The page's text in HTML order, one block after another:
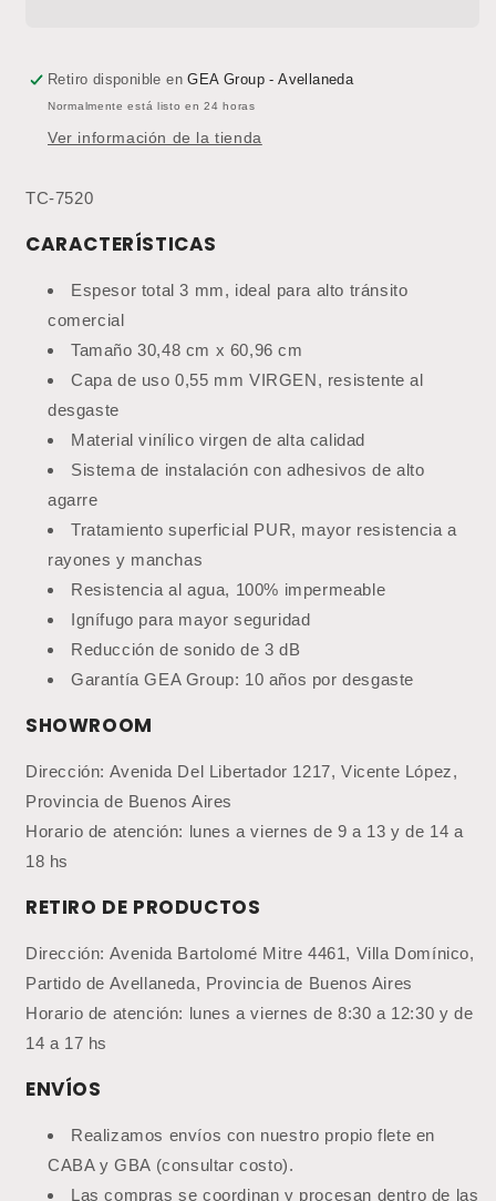
Lino
Beige
(Precio
por
Lino
Beige
(Precio
por
Retiro disponible enGEA Group - Avellaneda
Normalmente está listo en 24 horas
Ver información de la tienda
TC-7520
CARACTERÍSTICAS
Espesor total 3 mm, ideal para alto tránsito
comercial
Tamaño 30,48 cm x 60,96 cm
Capa de uso 0,55 mm VIRGEN, resistente al
desgaste
Material vinílico virgen de alta calidad
Sistema de instalación con adhesivos de alto
agarre
Tratamiento superficial PUR, mayor resistencia a
rayones y manchas
Resistencia al agua, 100% impermeable
Ignífugo para mayor seguridad
Reducción de sonido de 3 dB
Garantía GEA Group: 10 años por desgaste
SHOWROOM
Dirección: Avenida Del Libertador 1217, Vicente López,
Provincia de Buenos Aires
Horario de atención: lunes a viernes de 9 a 13 y de 14 a
18 hs
RETIRO DE PRODUCTOS
Dirección: Avenida Bartolomé Mitre 4461, Villa Domínico,
Partido de Avellaneda, Provincia de Buenos Aires
Horario de atención: lunes a viernes de 8:30 a 12:30 y de
14 a 17 hs
ENVÍOS
Realizamos envíos con nuestro propio flete en
CABA y GBA (consultar costo).
Las compras se coordinan y procesan dentro de las